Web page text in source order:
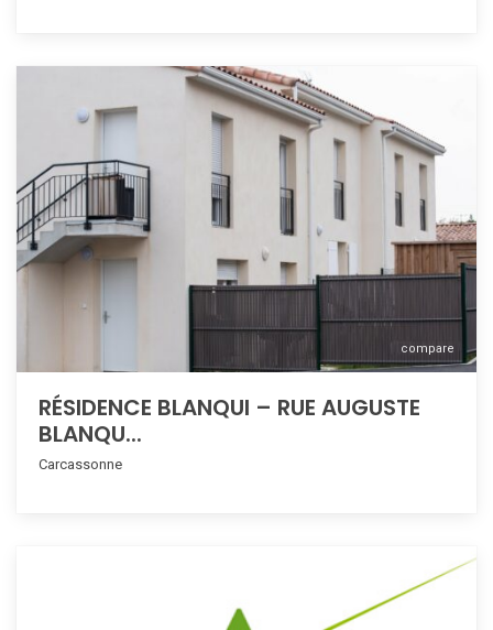
compare
RÉSIDENCE BLANQUI – RUE AUGUSTE
BLANQU...
Carcassonne